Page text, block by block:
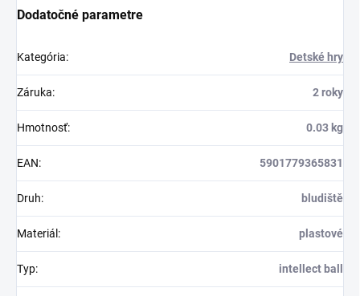
Dodatočné parametre
Kategória: Detské hry
Záruka: 2 roky
Hmotnosť: 0.03 kg
EAN: 5901779365831
Druh: bludiště
Materiál : plastové
Typ: intellect ball